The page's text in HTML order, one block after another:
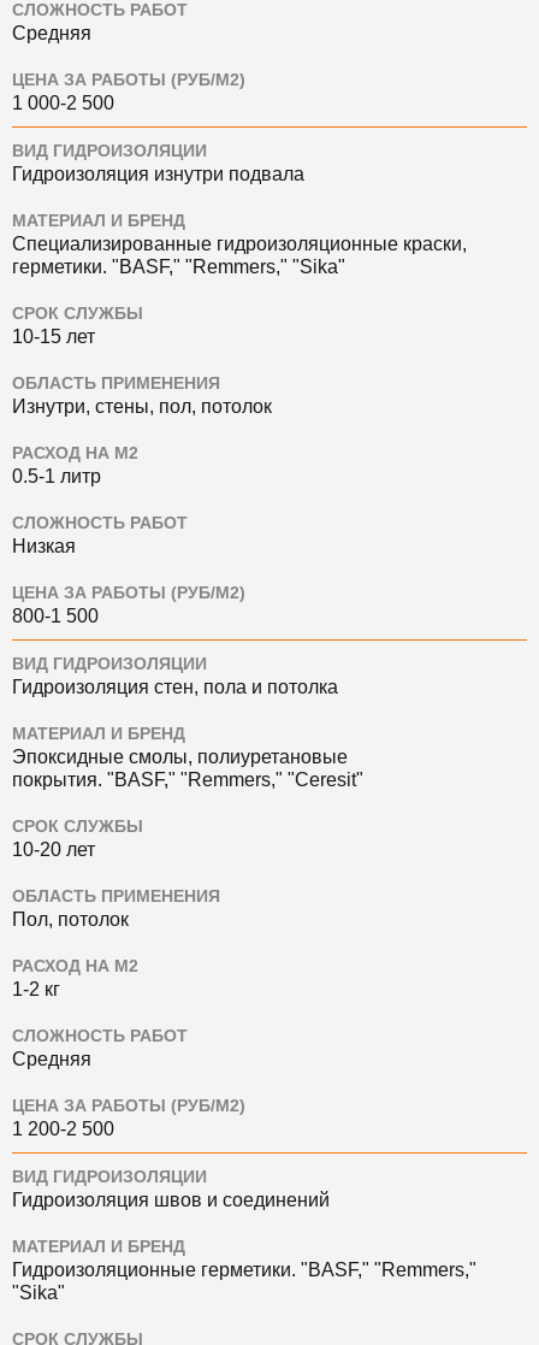
СЛОЖНОСТЬ РАБОТ
Средняя
ЦЕНА ЗА РАБОТЫ (РУБ/М2)
1 000-2 500
ВИД ГИДРОИЗОЛЯЦИИ
Гидроизоляция изнутри подвала
МАТЕРИАЛ И БРЕНД
Специализированные гидроизоляционные краски,
герметики. "BASF," "Remmers," "Sika"
СРОК СЛУЖБЫ
10-15 лет
ОБЛАСТЬ ПРИМЕНЕНИЯ
Изнутри, стены, пол, потолок
РАСХОД НА М2
0.5-1 литр
СЛОЖНОСТЬ РАБОТ
Низкая
ЦЕНА ЗА РАБОТЫ (РУБ/М2)
800-1 500
ВИД ГИДРОИЗОЛЯЦИИ
Гидроизоляция стен, пола и потолка
МАТЕРИАЛ И БРЕНД
Эпоксидные смолы, полиуретановые
покрытия. "BASF," "Remmers," "Ceresit"
СРОК СЛУЖБЫ
10-20 лет
ОБЛАСТЬ ПРИМЕНЕНИЯ
Пол, потолок
РАСХОД НА М2
1-2 кг
СЛОЖНОСТЬ РАБОТ
Средняя
ЦЕНА ЗА РАБОТЫ (РУБ/М2)
1 200-2 500
ВИД ГИДРОИЗОЛЯЦИИ
Гидроизоляция швов и соединений
МАТЕРИАЛ И БРЕНД
Гидроизоляционные герметики. "BASF," "Remmers,"
"Sika"
СРОК СЛУЖБЫ